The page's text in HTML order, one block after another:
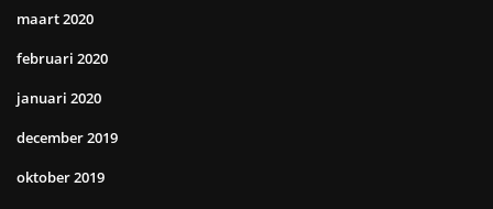
maart 2020
februari 2020
januari 2020
december 2019
oktober 2019